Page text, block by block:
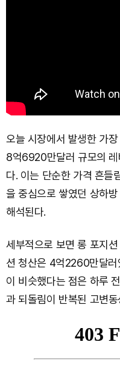
오늘 시장에서 발생한 가
8억6920만달러 규모의 레
다. 이는 단순한 가격 흔들
을 중심으로 쌓였던 상하
해석된다.
세부적으로 보면 롱 포지
션 청산은 4억2260만달
이 비슷했다는 점은 하루
과 되돌림이 반복된 고변